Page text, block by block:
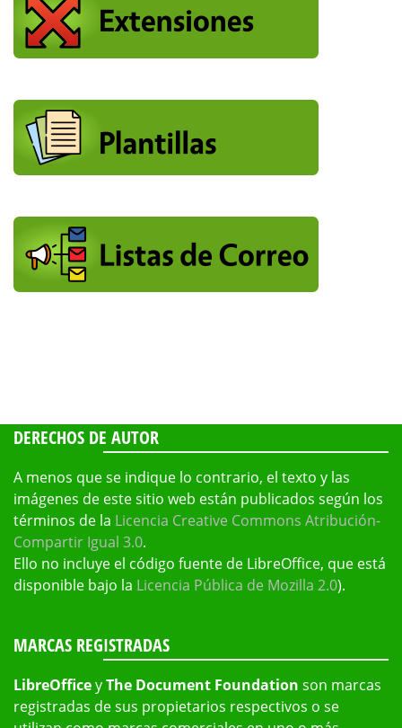
DERECHOS DE AUTOR
A menos que se indique lo contrario, el texto y las
imágenes de este sitio web están publicados según los
términos de la Licencia Creative Commons Atribución-
Compartir Igual 3.0.
Ello no incluye el código fuente de LibreOffice, que está
disponible bajo la Licencia Pública de Mozilla 2.0).
MARCAS REGISTRADAS
LibreOfficeyThe Document Foundation son marcas
registradas de sus propietarios respectivos o se